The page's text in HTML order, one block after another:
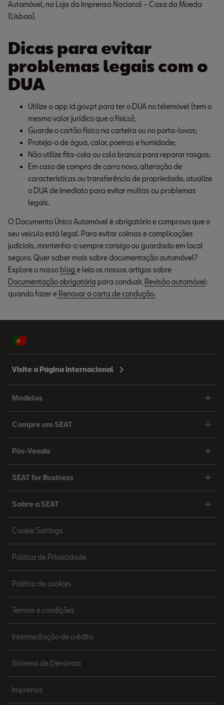
Automóvel, na Loja da Imprensa Nacional – Casa da Moeda
(Lisboa).
Dicas para evitar
problemas legais com o
DUA
Utilize a app id.gov.pt para ter o DUA no telemóvel (tem o
mesmo valor jurídico que o físico);
Guarde o cartão físico na carteira ou no porta-luvas;
Proteja-o de água, calor, poeiras e humidade;
Não utilize fita-cola ou cola branca para reparar rasgos;
Em caso de compra de carro novo, alteração de
características ou transferência de propriedade, atualize
o DUA de imediato para evitar multas ou problemas
legais.
O Documento Único Automóvel é obrigatório e comprova que o
seu veículo está legal. Para evitar coimas e complicações
judiciais, mantenha-o sempre consigo ou guardado em local
seguro. Quer saber mais sobre documentação automóvel?
Explore o nosso blog e leia os nossos artigos sobre
Documentação obrigatória para conduzir, Revisão automóvel:
quando fazer e Renovar a carta de condução.
Visite a Página Internacional
Modelos
Compre um SEAT
Pós-Venda
SEAT for Business
Sobre a SEAT
Cookie Settings
Política de Privacidade
Política de cookies
Termos e condições
Intermediação de crédito
Sistema de Denúncia
Imprensa